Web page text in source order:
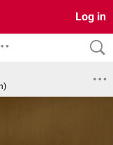
Log in